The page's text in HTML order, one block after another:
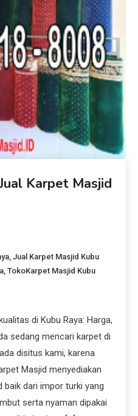
Karpet Masjid
,Jual Karpet Masjid Kubu
,TokoKarpet Masjid Kubu
di Kubu Raya: Harga,
sedang mencari karpet di
disitus kami, karena
Masjid menyediakan
dari impor turki yang
serta nyaman dipakai